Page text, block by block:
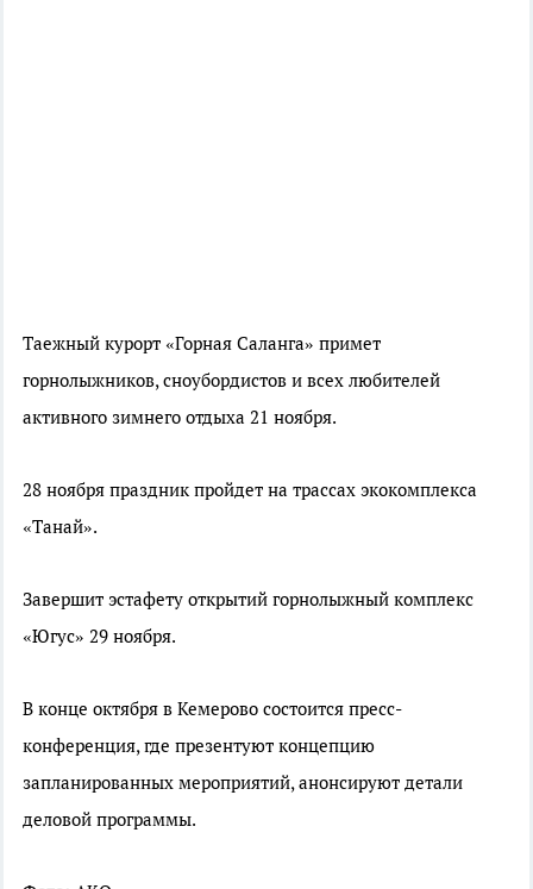
Таежный курорт «Горная Саланга» примет
горнолыжников, сноубордистов и всех любителей
активного зимнего отдыха 21 ноября.
28 ноября праздник пройдет на трассах экокомплекса
«Танай».
Завершит эстафету открытий горнолыжный комплекс
«Югус» 29 ноября.
В конце октября в Кемерово состоится пресс-
конференция, где презентуют концепцию
запланированных мероприятий, анонсируют детали
деловой программы.